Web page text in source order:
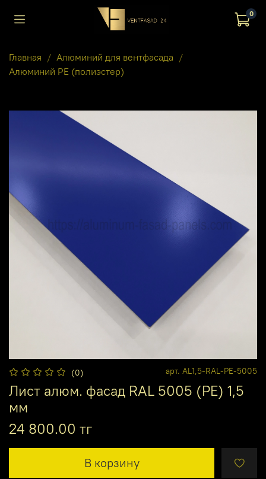
0
Главная
Алюминий для вентфасада
Алюминий PE (полиэстер)
(0) арт. AL1,5-RAL-PE-5005
Лист алюм. фасад RAL 5005 (PE) 1,5
мм
24 800.00 тг
В корзину